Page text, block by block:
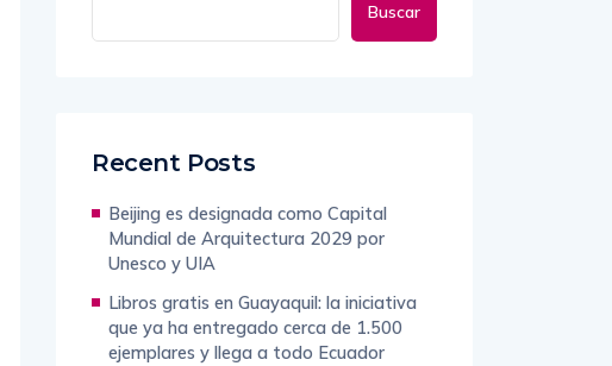
Buscar
Recent Posts
Beijing es designada como Capital
Mundial de Arquitectura 2029 por
Unesco y UIA
Libros gratis en Guayaquil: la iniciativa
que ya ha entregado cerca de 1.500
ejemplares y llega a todo Ecuador